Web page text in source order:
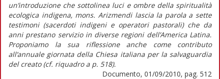
un’introduzione che sottolinea luci e ombre della spiritualità
ecologica indigena, mons. Arizmendi lascia la parola a sette
testimoni (sacerdoti indigeni e operatori pastorali) che da
anni prestano servizio in diverse regioni dell’America Latina.
Proponiamo la sua riflessione anche come contributo
all’annuale giornata della Chiesa italiana per la salvaguardia
del creato (cf. riquadro a p. 518).
Documento, 01/09/2010, pag. 512